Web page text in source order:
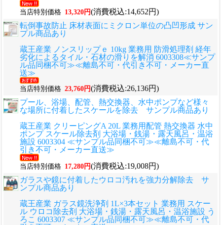
当店特別価格 13,320円(消費税込:14,652円)
転倒事故防止 床材表面にミクロン単位の凸凹形成 サン
プル商品あり
蔵王産業 ノンスリップｅ 10kg 業務用 防滑処理剤 経年
劣化によるタイル・石材の滑りを解消 6003308≪サンプ
ル品同梱不可≫≪離島不可・代引き不可・メーカー直
送≫
当店特別価格 23,760円(消費税込:26,136円)
プール、浴場、配管、熱交換器、水中ポンプなど様々
な場所に付着したスケールを除去 サンプル商品あり
蔵王産業 クリーピングA 20L 業務用配管 熱交換器 水中
ポンプ スケール除去剤 大浴場・銭湯・露天風呂・温浴
施設 6003304 ≪サンプル品同梱不可≫≪離島不可・代
引き不可・メーカー直送≫
当店特別価格 17,280円(消費税込:19,008円)
ガラスや鏡に付着したウロコ汚れを強力分解除去 サ
ンプル商品あり
蔵王産業 ガラス鏡洗浄剤 1L×3本セット 業務用 スケー
ル ウロコ除去剤 大浴場・銭湯・露天風呂・温浴施設 う
ろこ 6003307 ≪サンプル品同梱不可≫≪離島不可・代